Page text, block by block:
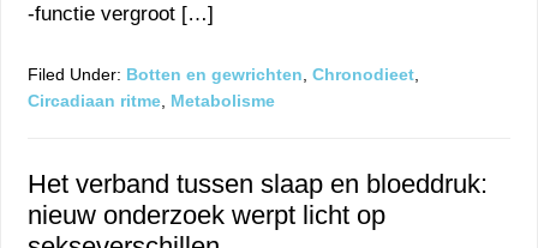
-functie vergroot […]
Filed Under: Botten en gewrichten,Chronodieet,
Circadiaan ritme, Metabolisme
Het verband tussen slaap en bloeddruk:
nieuw onderzoek werpt licht op